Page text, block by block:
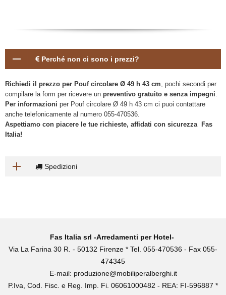
Perché non ci sono i prezzi?
Richiedi il prezzo per Pouf circolare Ø 49 h 43 cm, pochi secondi per
compilare la form per ricevere un preventivo gratuito e senza impegni.
Per informazioni per Pouf circolare Ø 49 h 43 cm ci puoi contattare
anche telefonicamente al numero 055-470536.
Aspettiamo con piacere le tue richieste, affidati con sicurezza Fas
Italia!
Spedizioni
Fas Italia srl -Arredamenti per Hotel-
Via La Farina 30 R. - 50132 Firenze * Tel. 055-470536 - Fax 055-
474345
E-mail: produzione@mobiliperalberghi.it
P.Iva, Cod. Fisc. e Reg. Imp. Fi. 06061000482 - REA: FI-596887 *